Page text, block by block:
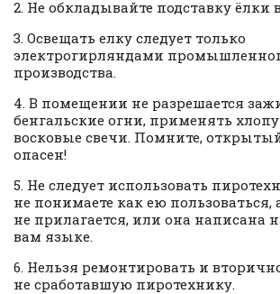
2. Не обкладывайте подставку ёлки
3. Освещать елку следует только
электрогирляндами
производства.
4. В помещении не разрешается
бенгальские огни, применять
восковые свечи. Помните,
опасен!
5. Не следует использовать
не понимаете как ею
не прилагается, или она написана
вам языке.
6. Нельзя ремонтировать и
не сработавшую пиротехнику.